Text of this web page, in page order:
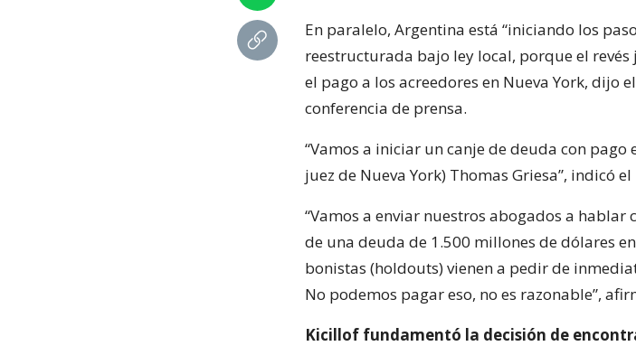
En paralelo, Argentina está “iniciando los
reestructurada bajo ley local, porque el
el pago a los acreedores en Nueva York, dijo
conferencia de prensa.
“Vamos a iniciar un canje de deuda con pago
juez de Nueva York) Thomas Griesa”, indicó
“Vamos a enviar nuestros abogados a hablar
de una deuda de 1.500 millones de dólares
bonistas (holdouts) vienen a pedir de
No podemos pagar eso, no es razonable”,
Kicillof fundamentó la decisión de